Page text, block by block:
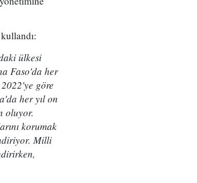
ülkesi
Faso'da her
göre
her yıl on
oluyor.
korumak
Milli